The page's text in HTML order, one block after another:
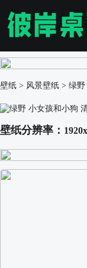
壁纸 > 风景壁纸 > 绿野
壁纸分辨率：